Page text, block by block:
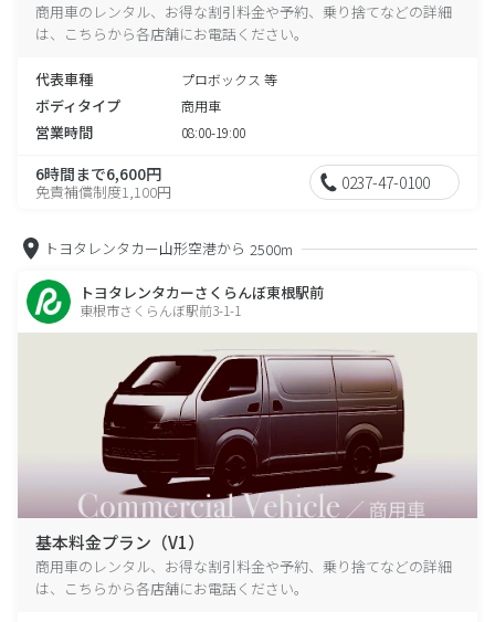
商用車のレンタル、お得な割引料金や予約、乗り捨てなどの詳細
は、こちらから各店舗にお電話ください。
代表車種 プロボックス 等
ボディタイプ 商用車
営業時間 08:00-19:00
6時間まで6,600円
免責補償制度1,100円 0237-47-0100
トヨタレンタカー山形空港から 2500m
トヨタレンタカーさくらんぼ東根駅前
東根市さくらんぼ駅前3-1-1
基本料金プラン（V1）
商用車のレンタル、お得な割引料金や予約、乗り捨てなどの詳細
は、こちらから各店舗にお電話ください。